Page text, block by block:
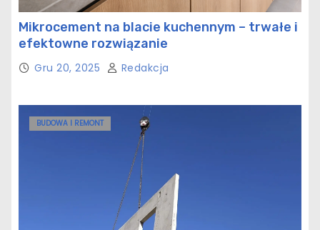
Mikrocement na blacie kuchennym – trwałe i
efektowne rozwiązanie
Gru 20, 2025 Redakcja
BUDOWA I REMONT